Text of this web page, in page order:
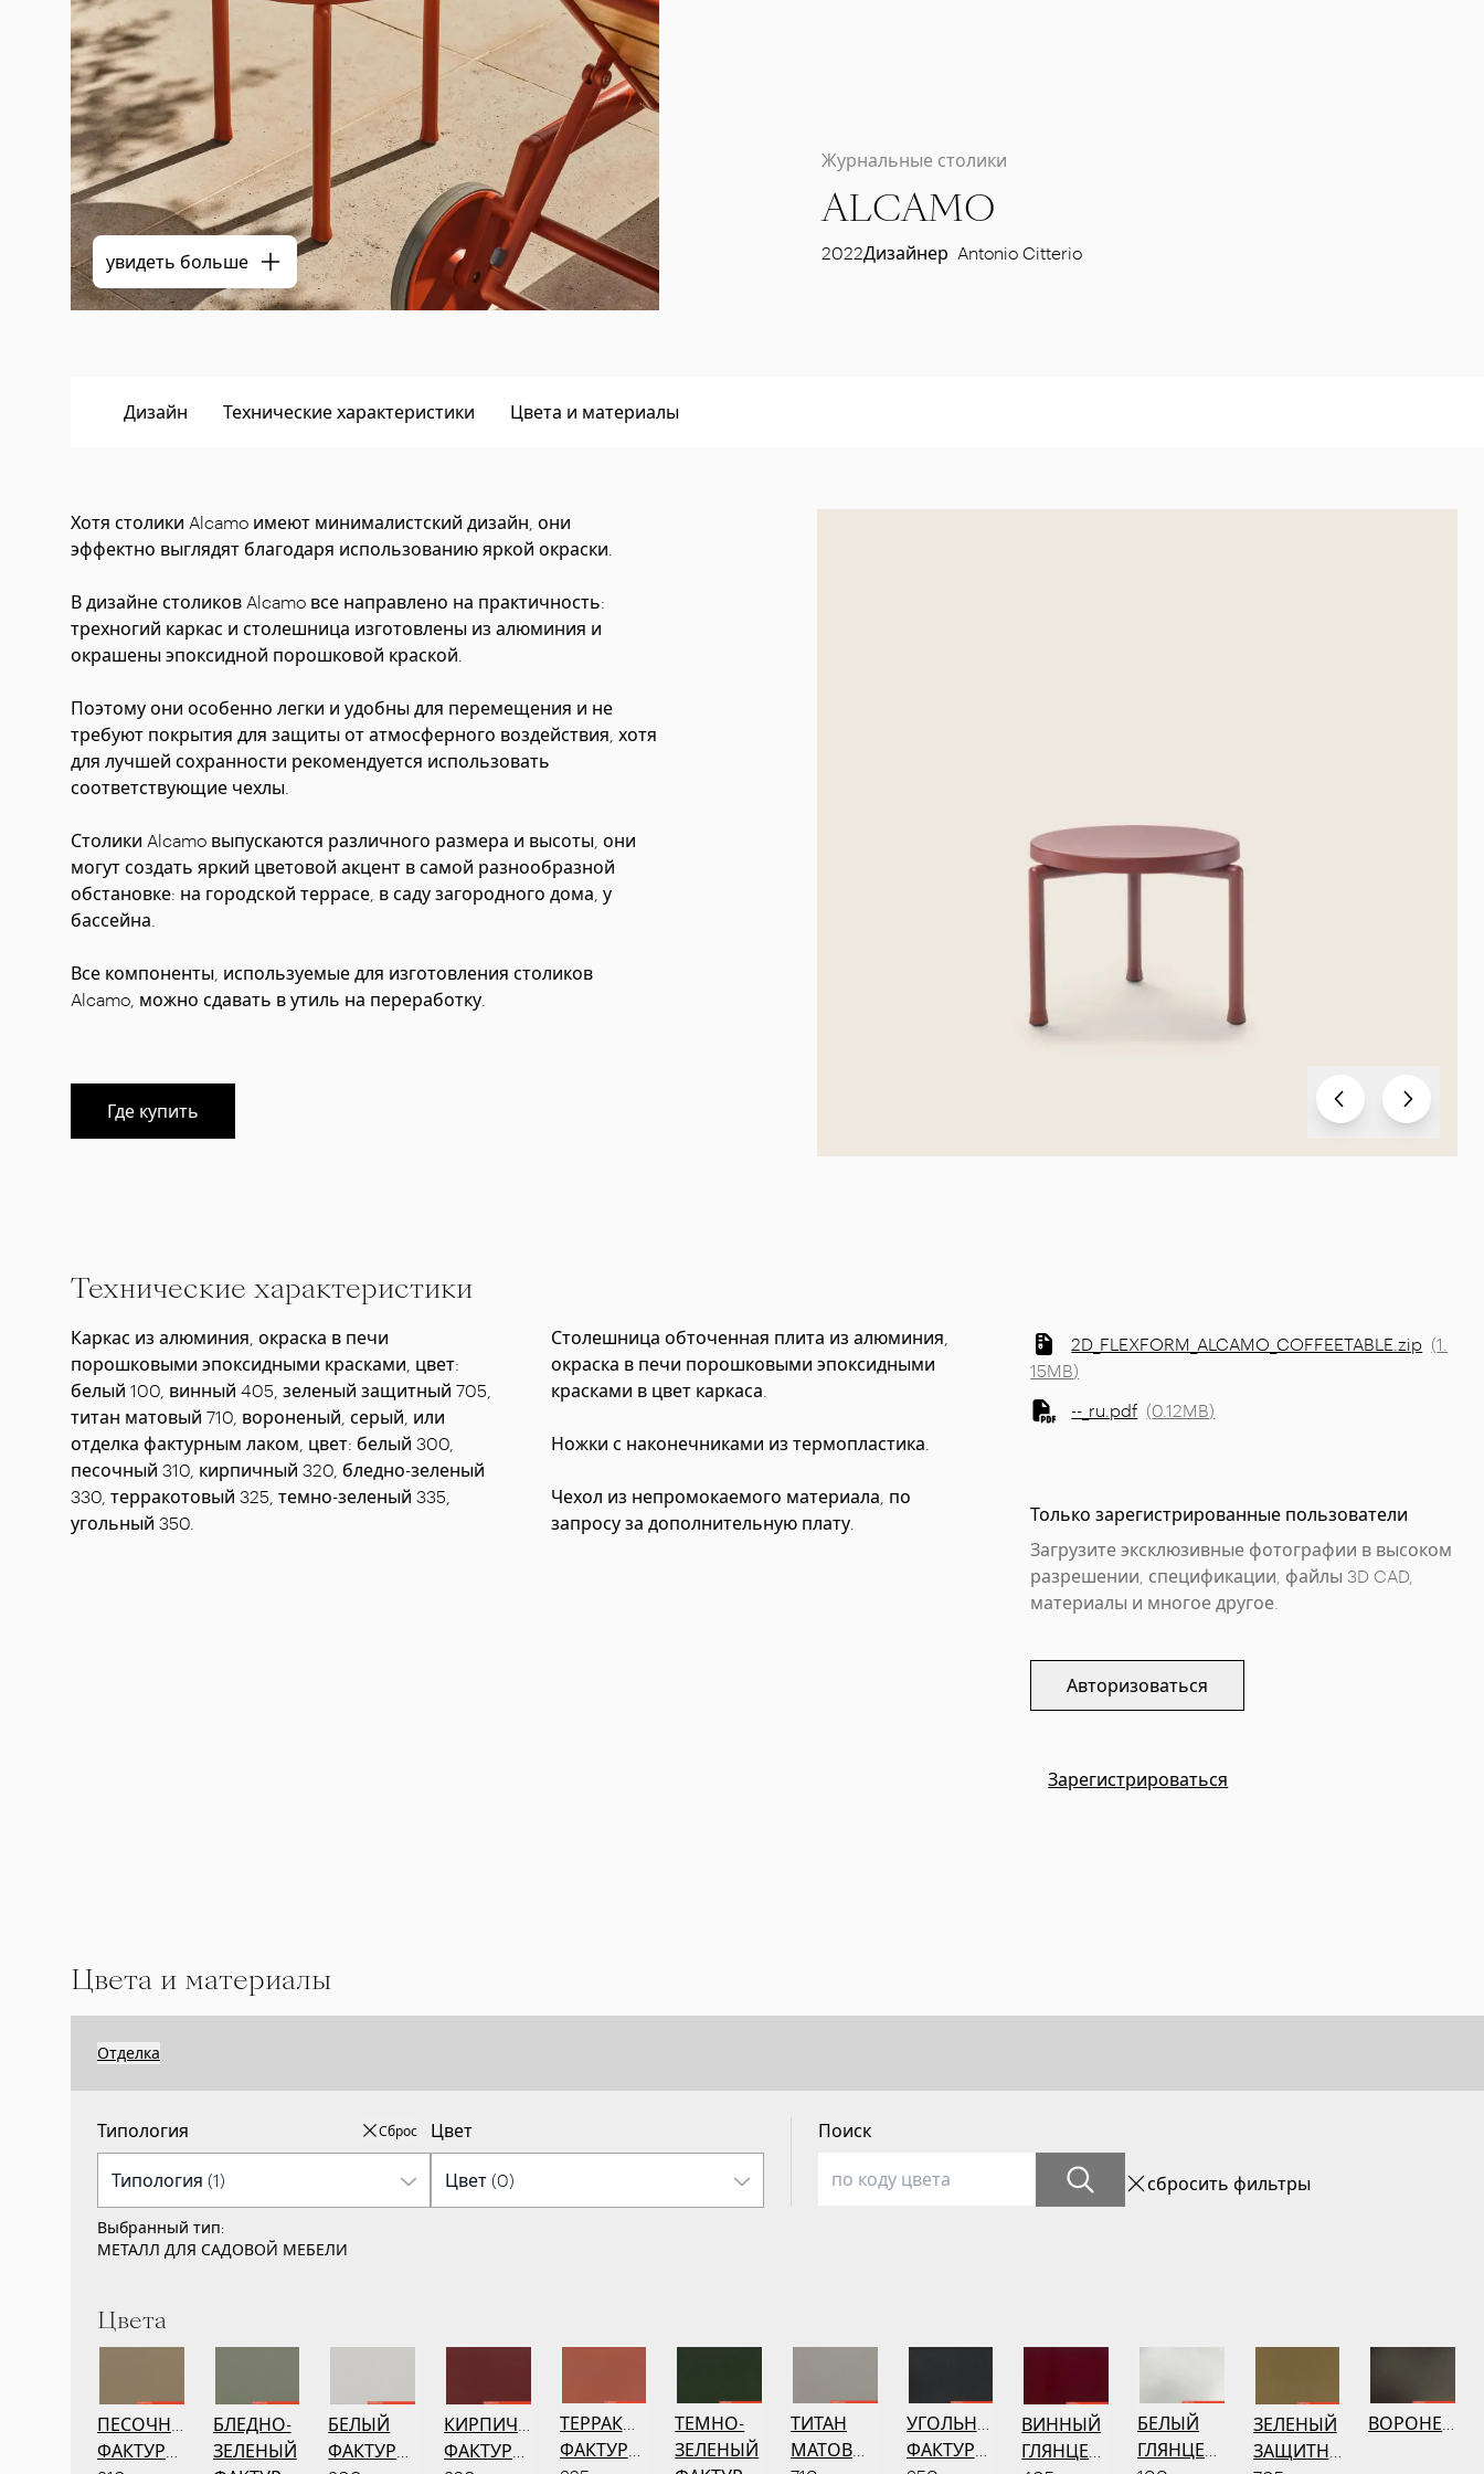
увидеть больше
Журнальные столики
ALCAMO
2022Дизайнер Antonio Citterio
Дизайн Технические характеристики Цвета и материалы
Хотя столики Alcamo имеют минималистский дизайн, они
эффектно выглядят благодаря использованию яркой окраски.
В дизайне столиков Alcamo все направлено на практичность:
трехногий каркас и столешница изготовлены из алюминия и
окрашены эпоксидной порошковой краской.
Поэтому они особенно легки и удобны для перемещения и не
требуют покрытия для защиты от атмосферного воздействия, хотя
для лучшей сохранности рекомендуется использовать
соответствующие чехлы.
Столики Alcamo выпускаются различного размера и высоты, они
могут создать яркий цветовой акцент в самой разнообразной
обстановке: на городской террасе, в саду загородного дома, у
бассейна.
Все компоненты, используемые для изготовления столиков
Alcamo, можно сдавать в утиль на переработку.
Где купить
Test Test
Технические характеристики
Каркас из алюминия, окраска в печи
порошковыми эпоксидными красками, цвет:
белый 100, винный 405, зеленый защитный 705,
титан матовый 710, вороненый, серый, или
отделка фактурным лаком, цвет: белый 300,
песочный 310, кирпичный 320, бледно-зеленый
330, терракотовый 325, темно-зеленый 335,
угольный 350.
Столешница обточенная плита из алюминия,
окраска в печи порошковыми эпоксидными
красками в цвет каркаса.
Ножки с наконечниками из термопластика.
Чехол из непромокаемого материала, по
запросу за дополнительную плату.
2D_FLEXFORM_ALCAMO_COFFEETABLE.zip (1.
15MB)
--_ru.pdf (0.12MB)
Только зарегистрированные пользователи
Загрузите эксклюзивные фотографии в высоком
разрешении, спецификации, файлы 3D CAD,
материалы и многое другое.
Авторизоваться
Зарегистрироваться
Цвета и материалы
Отделка
Типология Сброс
Выбранный тип:
МЕТАЛЛ ДЛЯ САДОВОЙ МЕБЕЛИ
Цвет Поиск
сбросить фильтры
Цвета
ПЕСОЧНЫЙ
ФАКТУРНЫЙ
БЛЕДНО-
ЗЕЛЕНЫЙ
БЕЛЫЙ
ФАКТУРНЫЙ
КИРПИЧНЫЙ
ФАКТУРНЫЙ
ТЕРРАКОТОВЫЙ
ФАКТУРНЫЙ
ТЕМНО-
ЗЕЛЕНЫЙ
ТИТАН
МАТОВЫЙ
УГОЛЬНЫЙ
ФАКТУРНЫЙ
ВИННЫЙ
ГЛЯНЦЕВЫЙ
БЕЛЫЙ
ГЛЯНЦЕВЫЙ
ЗЕЛЕНЫЙ
ЗАЩИТНЫЙ
ВОРОНЕНЫЙ